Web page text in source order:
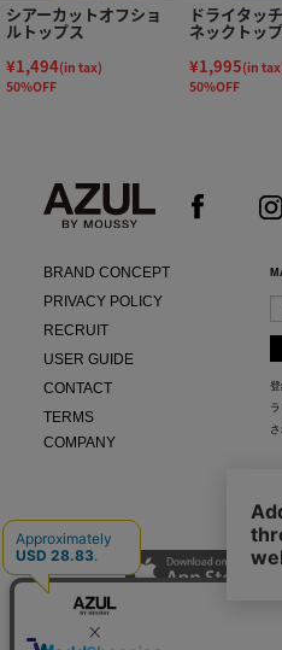
シアーカットオフショ
ルトップス
¥1,494(in tax)
50%OFF
ドライタッ
ネックトッ
¥1,995(in
50%OFF
BRAND CONCEPT
PRIVACY POLICY
RECRUIT
USER GUIDE
CONTACT
TERMS
COMPANY
AZUL
最新ニュースやスタイリング紹介までAZUL